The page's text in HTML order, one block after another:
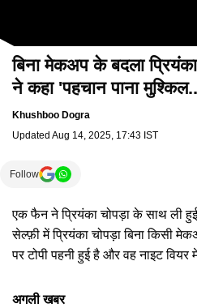
बिना मेकअप के बदला प्रियंका
ने कहा 'पहचान पाना
Khushboo Dogra
Updated Aug 14, 2025, 17:43 IST
Follow
एक फैन ने प्रियंका चोपड़ा के साथ ली
सेल्फ़ी में प्रियंका चोपड़ा बिना किसी
पर टोपी पहनी हुई है और वह नाइट
देखकर लोग तरह-तरह की बातें कर रहे हैं।
अगली खबर